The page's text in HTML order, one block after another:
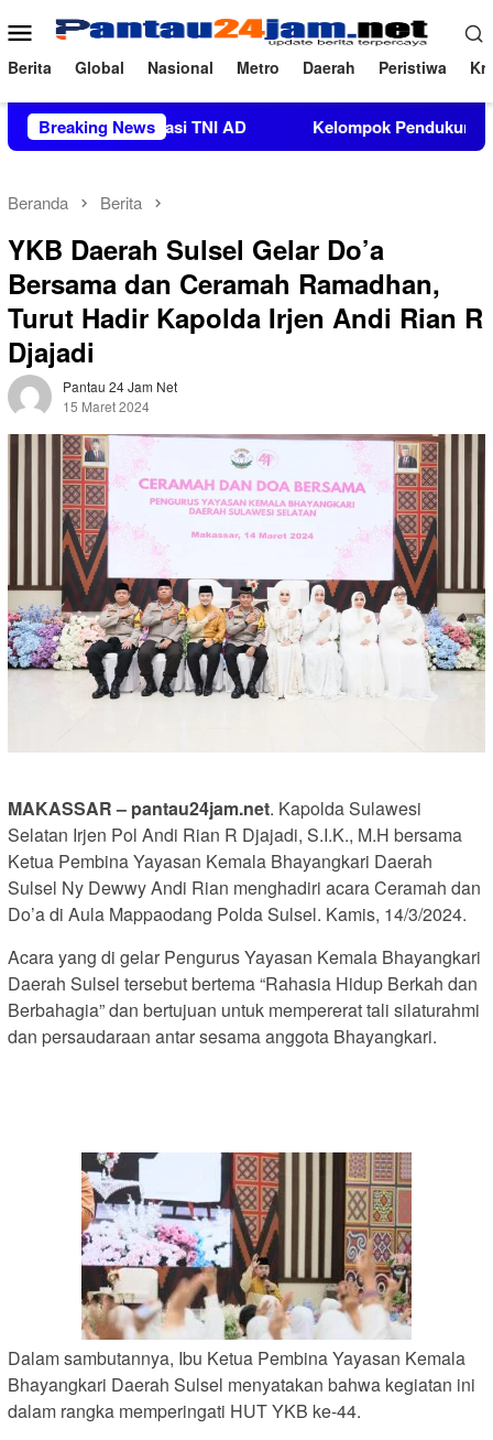
ke
konten
Menu
Mobile
Berita Global Nasional Metro Daerah Peristiwa
Breaking News
Organisasi TNI AD Kelompok Pendukung Moha Bin
Beranda Berita
YKB Daerah Sulsel Gelar Do’a
Bersama dan Ceramah Ramadhan,
Turut Hadir Kapolda Irjen Andi Rian R
Djajadi
Pantau 24 Jam Net
15 Maret 2024
MAKASSAR – pantau24jam.net. Kapolda Sulawesi
Selatan Irjen Pol Andi Rian R Djajadi, S.I.K., M.H bersama
Ketua Pembina Yayasan Kemala Bhayangkari Daerah
Sulsel Ny Dewwy Andi Rian menghadiri acara Ceramah dan
Do’a di Aula Mappaodang Polda Sulsel. Kamis, 14/3/2024.
Acara yang di gelar Pengurus Yayasan Kemala Bhayangkari
Daerah Sulsel tersebut bertema “Rahasia Hidup Berkah dan
Berbahagia” dan bertujuan untuk mempererat tali silaturahmi
dan persaudaraan antar sesama anggota Bhayangkari.
Dalam sambutannya, Ibu Ketua Pembina Yayasan Kemala
Bhayangkari Daerah Sulsel menyatakan bahwa kegiatan ini
dalam rangka memperingati HUT YKB ke-44.